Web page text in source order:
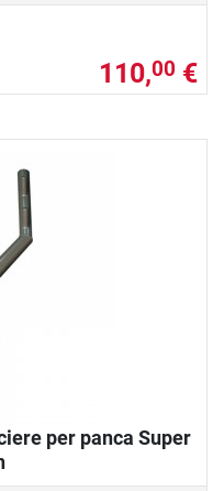
110,00 €
per panca Super